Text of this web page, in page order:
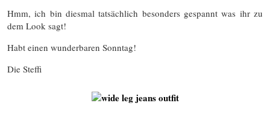
Hmm, ich bin diesmal tatsächlich besonders gespannt was ihr zu
dem Look sagt!
Habt einen wunderbaren Sonntag!
Die Steffi